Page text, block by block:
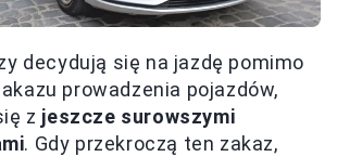
decydują się na jazdę pomimo
prowadzenia pojazdów,
z jeszcze surowszymi
. Gdy przekroczą ten zakaz,